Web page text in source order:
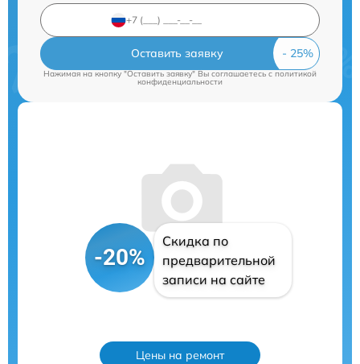
Оставить заявку
Нажимая на кнопку "Оставить заявку" Вы соглашаетесь cполитикой
конфиденциальности
-20%
Скидка по
предварительной
записи на сайте
Цены на ремонт